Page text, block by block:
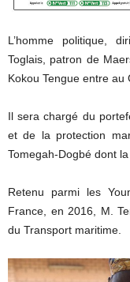
L’homme politique,
Toglais, patron de
Kokou Tengue entre au
Il sera chargé du
et de la protection
Tomegah-Dogbé dont
Retenu parmi les
France, en 2016, M.
du Transport maritime.